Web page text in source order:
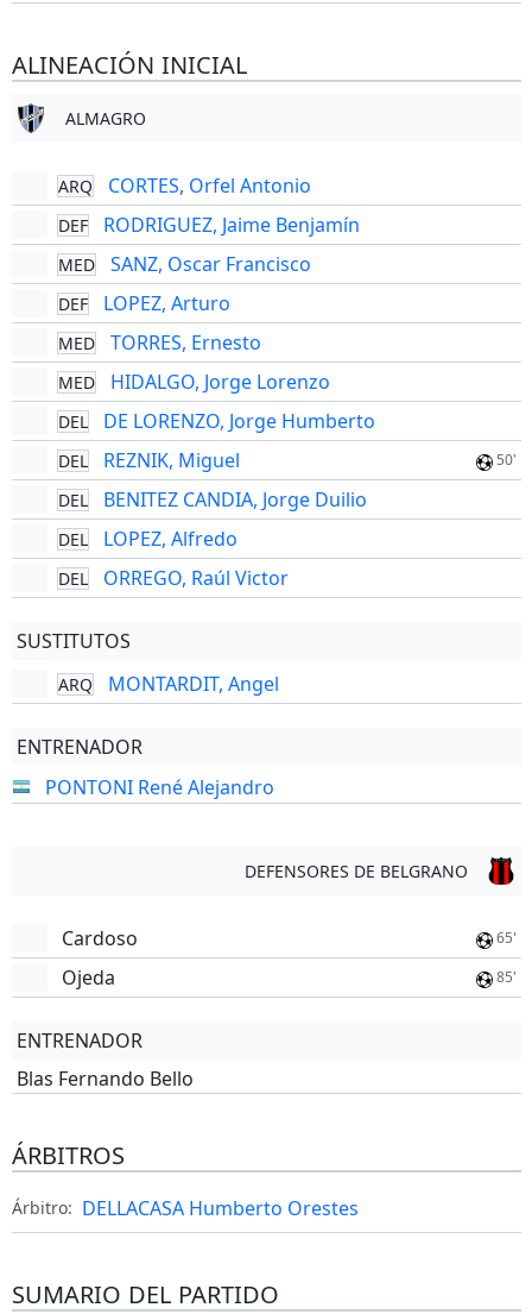
ALINEACIÓN INICIAL
ALMAGRO
ARQ CORTES, Orfel Antonio
DEF RODRIGUEZ, Jaime Benjamín
MED SANZ, Oscar Francisco
DEF LOPEZ, Arturo
MED TORRES, Ernesto
MED HIDALGO, Jorge Lorenzo
DEL DE LORENZO, Jorge Humberto
DEL REZNIK, Miguel 50'
DEL BENITEZ CANDIA, Jorge Duilio
DEL LOPEZ, Alfredo
DEL ORREGO, Raúl Victor
SUSTITUTOS
ARQ MONTARDIT, Angel
ENTRENADOR
PONTONI René Alejandro
DEFENSORES DE BELGRANO
Cardoso 65'
Ojeda 85'
ENTRENADOR
Blas Fernando Bello
ÁRBITROS
Árbitro: DELLACASA Humberto Orestes
SUMARIO DEL PARTIDO